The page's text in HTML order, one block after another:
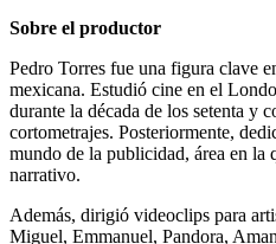
Sobre el productor
Pedro Torres fue una figura clave
mexicana. Estudió cine en el
durante la década de los setenta y
cortometrajes. Posteriormente,
mundo de la publicidad, área en la
narrativo.
Además, dirigió videoclips para
Miguel, Emmanuel, Pandora,